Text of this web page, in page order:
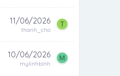
11/06/2026
thanh_cho
T
10/06/2026
mylinhbinh
M